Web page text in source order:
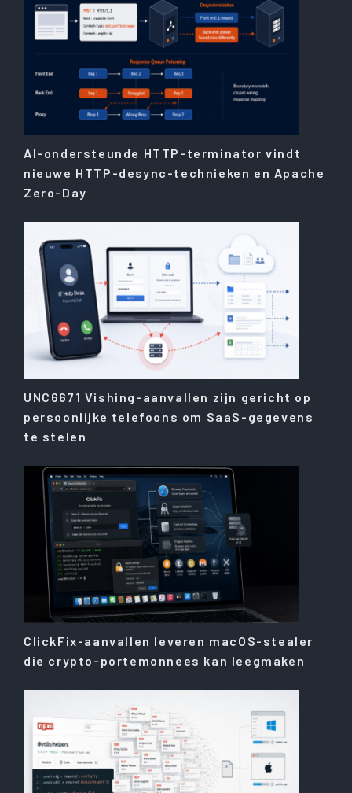
AI-ondersteunde HTTP-terminator vindt
nieuwe HTTP-desync-technieken en Apache
Zero-Day
UNC6671 Vishing-aanvallen zijn gericht op
persoonlijke telefoons om SaaS-gegevens
te stelen
ClickFix-aanvallen leveren macOS-stealer
die crypto-portemonnees kan leegmaken